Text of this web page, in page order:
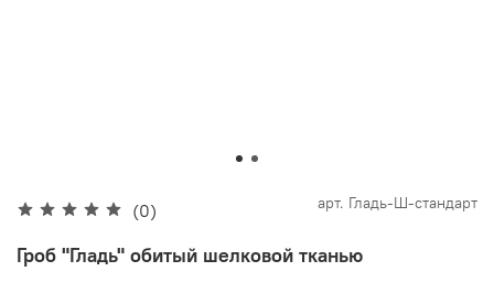
(0) арт. Гладь-Ш-стандарт
Гроб "Гладь" обитый шелковой тканью